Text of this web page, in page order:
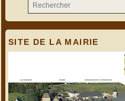
SITE DE LA MAIRIE